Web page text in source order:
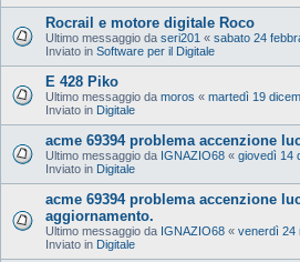
Rocrail e motore digitale Roco
Ultimo messaggio da seri201 « sabato 24
Inviato in Software per il Digitale
E 428 Piko
Ultimo messaggio da moros « martedì 19
Inviato in Digitale
acme 69394 problema accenzione
Ultimo messaggio da IGNAZIO68 « giovedì 14
Inviato in Digitale
acme 69394 problema accenzione
aggiornamento.
Ultimo messaggio da IGNAZIO68 « venerdì 24
Inviato in Digitale